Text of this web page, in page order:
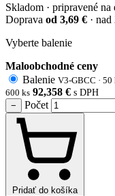
Skladom · pripravené na
Doprava od 3,69 € ·
Vyberte balenie
Maloobchodné ceny
Balenie V3-GBCC · 50
600 ks 92,358 € s DPH
−
Počet
Pridať do košíka